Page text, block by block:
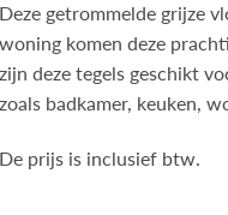
Deze getrommelde grijze
woning komen deze
zijn deze tegels geschikt
zoals badkamer, keuken,
De prijs is inclusief btw.